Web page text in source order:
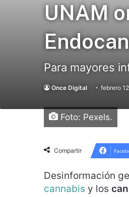
UNAM
Para mayores
Once Digital febrero
Foto: Pexels.
Compartir
Desinformación
cannabis y los